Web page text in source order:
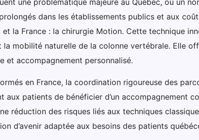
une problématique majeure au Québec, où un
dans les établissements publics et aux
la France : la chirurgie Motion. Cette technique
mobilité naturelle de la colonne vertébrale. Elle
et accompagnement personnalisé.
en France, la coordination rigoureuse des
aux patients de bénéficier d’un
réduction des risques liés aux techniques
d’avenir adaptée aux besoins des patients